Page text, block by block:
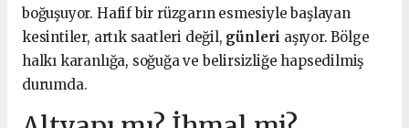
boğuşuyor. Hafif bir rüzgarın esmesiyle başlayan
kesintiler, artık saatleri değil, günleri aşıyor. Bölge
halkı karanlığa, soğuğa ve belirsizliğe hapsedilmiş
durumda.